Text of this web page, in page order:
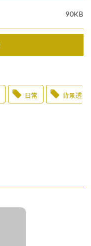
90KB
日常
背景透